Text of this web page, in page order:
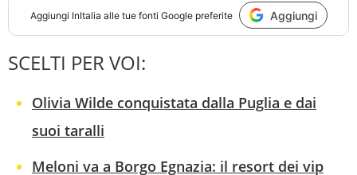
Aggiungi InItalia alle tue fonti Google preferite Aggiungi
SCELTI PER VOI:
Olivia Wilde conquistata dalla Puglia e dai
suoi taralli
Meloni va a Borgo Egnazia: il resort dei vip